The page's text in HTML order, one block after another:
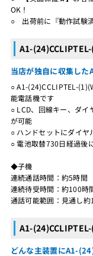
OK！
○ 出荷前に『動作試験済
A1-
当店が独自に収集し
○ A1-(24)CCLIPTEL-
能電話機です
○ LCD、回線キー、ダイ
が可能
○ ハンドセットにダイ
○ 電池取替730日経過後
◆子機
連続通話時間：約5時間
連続待受時間：約100時
通話可能範囲：見通し
A1-
どんな主装置にA1-